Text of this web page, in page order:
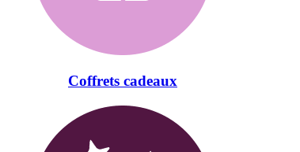
Coffrets cadeaux